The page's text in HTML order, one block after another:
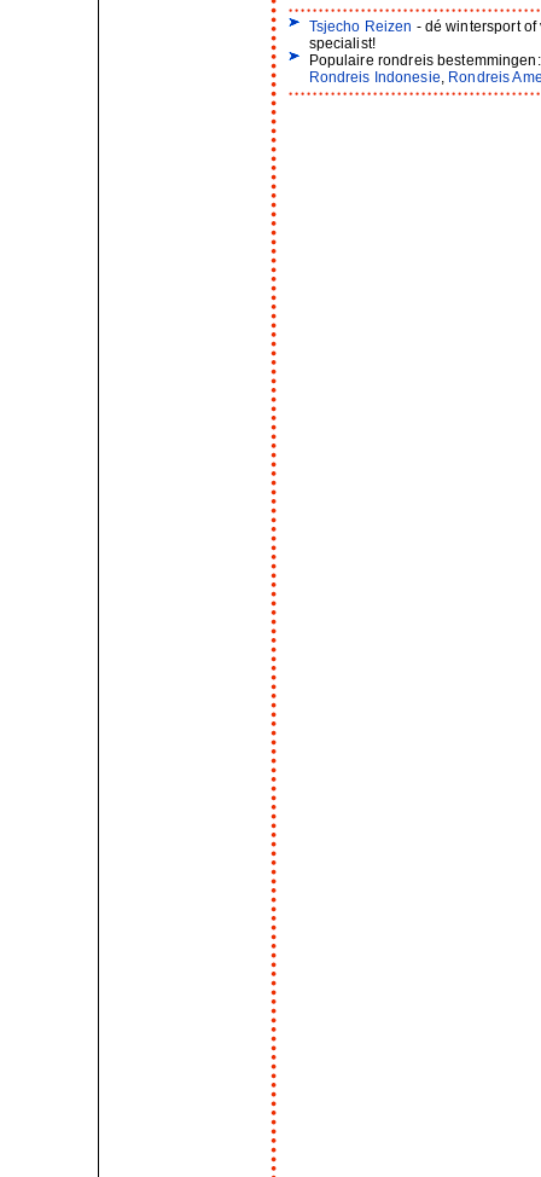
Tsjecho Reizen - dé wintersport
specialist!
Populaire rondreis
Rondreis Indonesie, Rondreis